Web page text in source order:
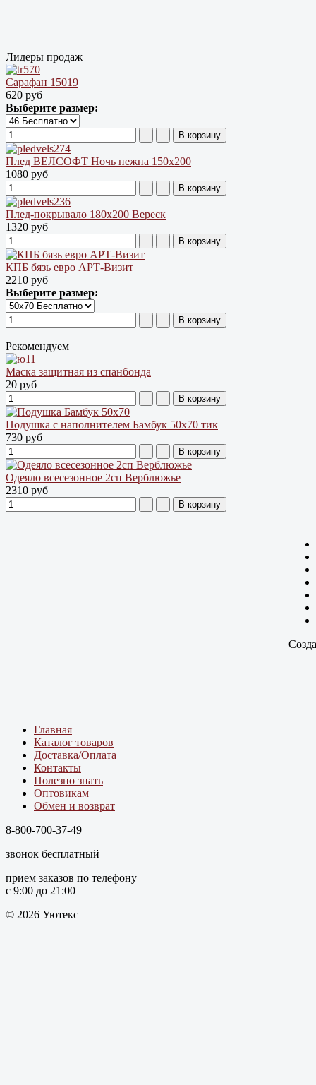
Лидеры продаж
Сарафан 15019
620 руб
Выберите размер:
Плед ВЕЛСОФТ Ночь нежна 150х200
1080 руб
Плед-покрывало 180х200 Вереск
1320 руб
КПБ бязь евро АРТ-Визит
2210 руб
Выберите размер:
Рекомендуем
Маска защитная из спанбонда
20 руб
Подушка с наполнителем Бамбук 50х70 тик
730 руб
Одеяло всесезонное 2сп Верблюжье
2310 руб
Главная
Каталог товаров
Доставка/Оплата
Контакты
Полезно знать
Оптовикам
Обмен и возврат
8-800-700-37-49
звонок бесплатный
прием заказов по телефону
с 9:00 до 21:00
© 2026 Уютекс